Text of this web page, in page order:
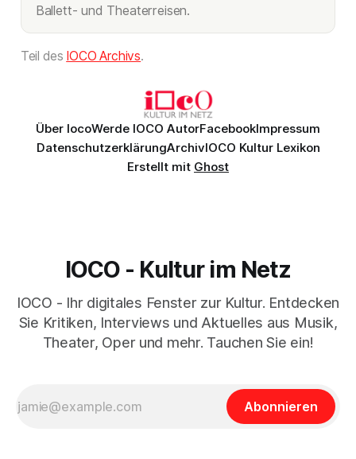
Ballett- und Theaterreisen.
Teil des IOCO Archivs.
Über IocoWerde IOCO AutorFacebookImpressum
DatenschutzerklärungArchivIOCO Kultur Lexikon
Erstellt mit Ghost
IOCO - Kultur im Netz
IOCO - Ihr digitales Fenster zur Kultur. Entdecken
Sie Kritiken, Interviews und Aktuelles aus Musik,
Theater, Oper und mehr. Tauchen Sie ein!
Abonnieren